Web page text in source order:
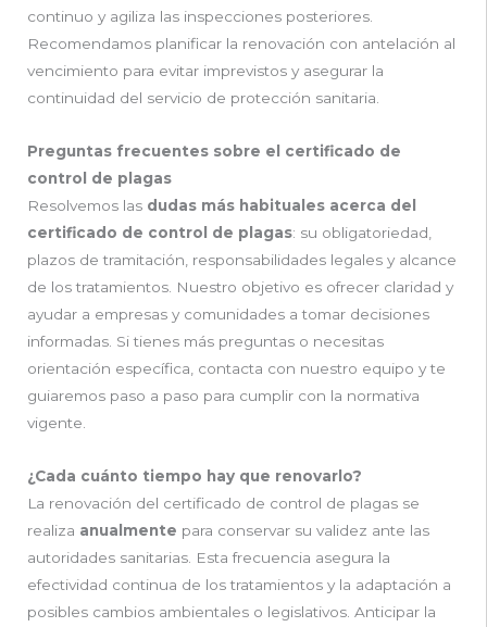
continuo y agiliza las inspecciones posteriores.
Recomendamos planificar la renovación con antelación al
vencimiento para evitar imprevistos y asegurar la
continuidad del servicio de protección sanitaria.
Preguntas frecuentes sobre el certificado de
control de plagas
Resolvemos las dudas más habituales acerca del
certificado de control de plagas: su obligatoriedad,
plazos de tramitación, responsabilidades legales y alcance
de los tratamientos. Nuestro objetivo es ofrecer claridad y
ayudar a empresas y comunidades a tomar decisiones
informadas. Si tienes más preguntas o necesitas
orientación específica, contacta con nuestro equipo y te
guiaremos paso a paso para cumplir con la normativa
vigente.
¿Cada cuánto tiempo hay que renovarlo?
La renovación del certificado de control de plagas se
realiza anualmente para conservar su validez ante las
autoridades sanitarias. Esta frecuencia asegura la
efectividad continua de los tratamientos y la adaptación a
posibles cambios ambientales o legislativos. Anticipar la